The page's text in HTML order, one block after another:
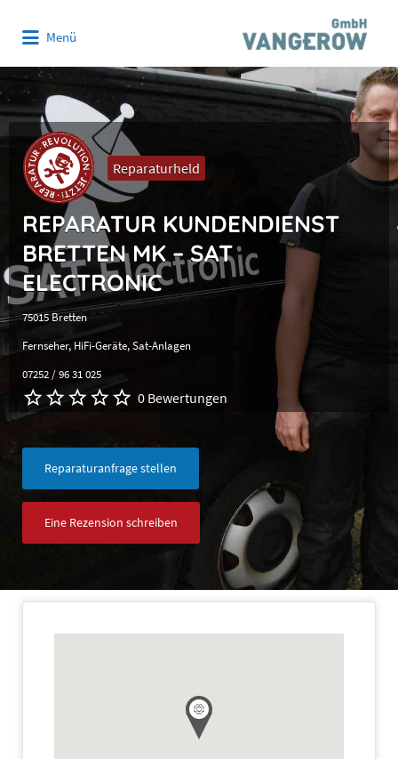
Menü
Reparaturheld
REPARATUR KUNDENDIENST
BRETTEN MK – SAT
ELECTRONIC
75015 Bretten
Fernseher HiFi-Geräte Sat-Anlagen
07252 / 96 31 025
0 Bewertungen
Reparaturanfrage stellen
Eine Rezension schreiben